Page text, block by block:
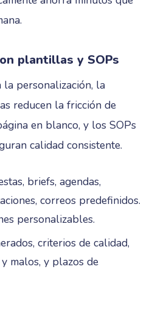
plantillas y SOPs
la personalización, la
reducen la fricción de
en blanco, y los SOPs
calidad consistente.
briefs, agendas,
correos predefinidos.
personalizables.
criterios de calidad,
malos, y plazos de